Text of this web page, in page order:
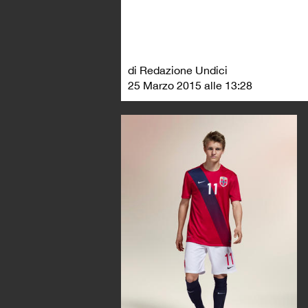
di Redazione Undici
25 Marzo 2015 alle 13:28